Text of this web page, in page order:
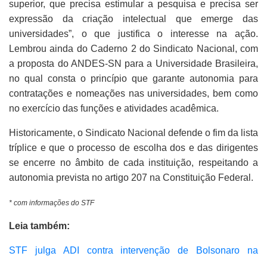
superior, que precisa estimular a pesquisa e precisa ser
expressão da criação intelectual que emerge das
universidades”, o que justifica o interesse na ação.
Lembrou ainda do Caderno 2 do Sindicato Nacional, com
a proposta do ANDES-SN para a Universidade Brasileira,
no qual consta o princípio que garante autonomia para
contratações e nomeações nas universidades, bem como
no exercício das funções e atividades acadêmica.
Historicamente, o Sindicato Nacional defende o fim da lista
tríplice e que o processo de escolha dos e das dirigentes
se encerre no âmbito de cada instituição, respeitando a
autonomia prevista no artigo 207 na Constituição Federal.
* com informações do STF
Leia também:
STF julga ADI contra intervenção de Bolsonaro na